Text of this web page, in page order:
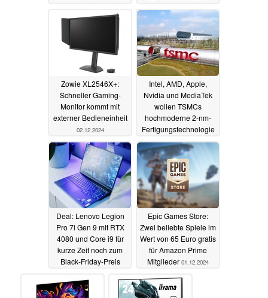
Raytracing erforderlich
Zowie XL2546X+:
Schneller Gaming-
Monitor kommt mit
externer Bedieneinheit
02.12.2024
Intel, AMD, Apple,
Nvidia und MediaTek
wollen TSMCs
hochmoderne 2-nm-
Fertigungstechnologie
nutzen, Qualcomm ist
nicht vertreten02.12.2024
Deal: Lenovo Legion
Pro 7i Gen 9 mit RTX
4080 und Core i9 für
kurze Zeit noch zum
Black-Friday-Preis
Epic Games Store:
Zwei beliebte Spiele im
Wert von 65 Euro gratis
für Amazon Prime
Mitglieder 01.12.2024